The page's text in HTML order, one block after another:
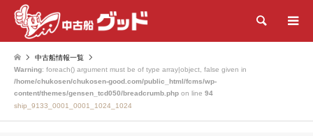
検索
中古船情報一覧
Warning: foreach() argument must be of type array|object, false given in
/home/chukosen/chukosen-good.com/public_html/fcms/wp-
content/themes/gensen_tcd050/breadcrumb.php on line 94
ship_9133_0001_0001_1024_1024